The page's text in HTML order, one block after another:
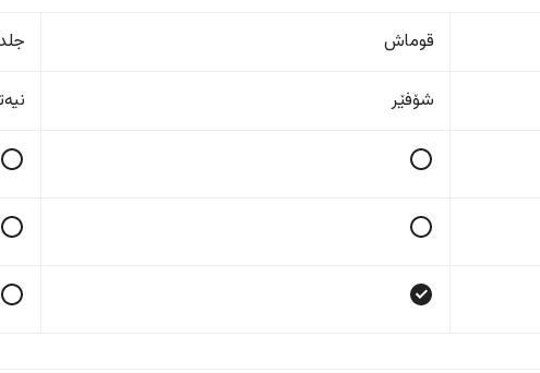
قوماش جلد
شۆفێر